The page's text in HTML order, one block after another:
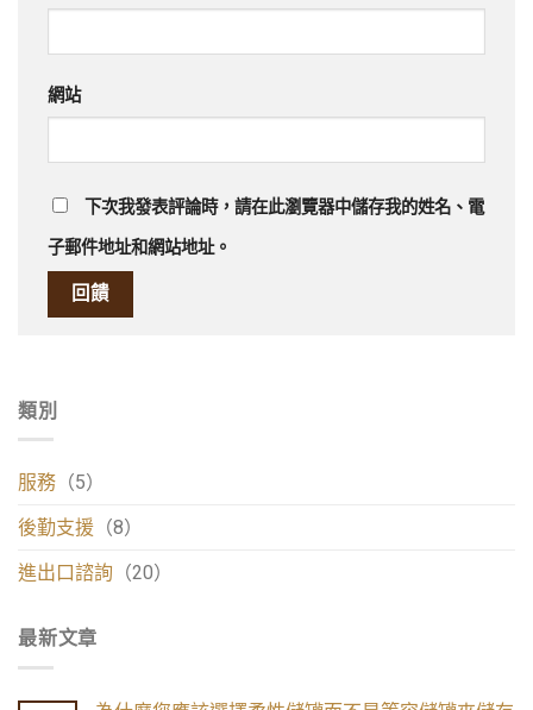
網站
下次我發表評論時，請在此瀏覽器中儲存我的姓名、電
子郵件地址和網站地址。
類別
服務 （5）
後勤支援 （8）
進出口諮詢 （20）
最新文章